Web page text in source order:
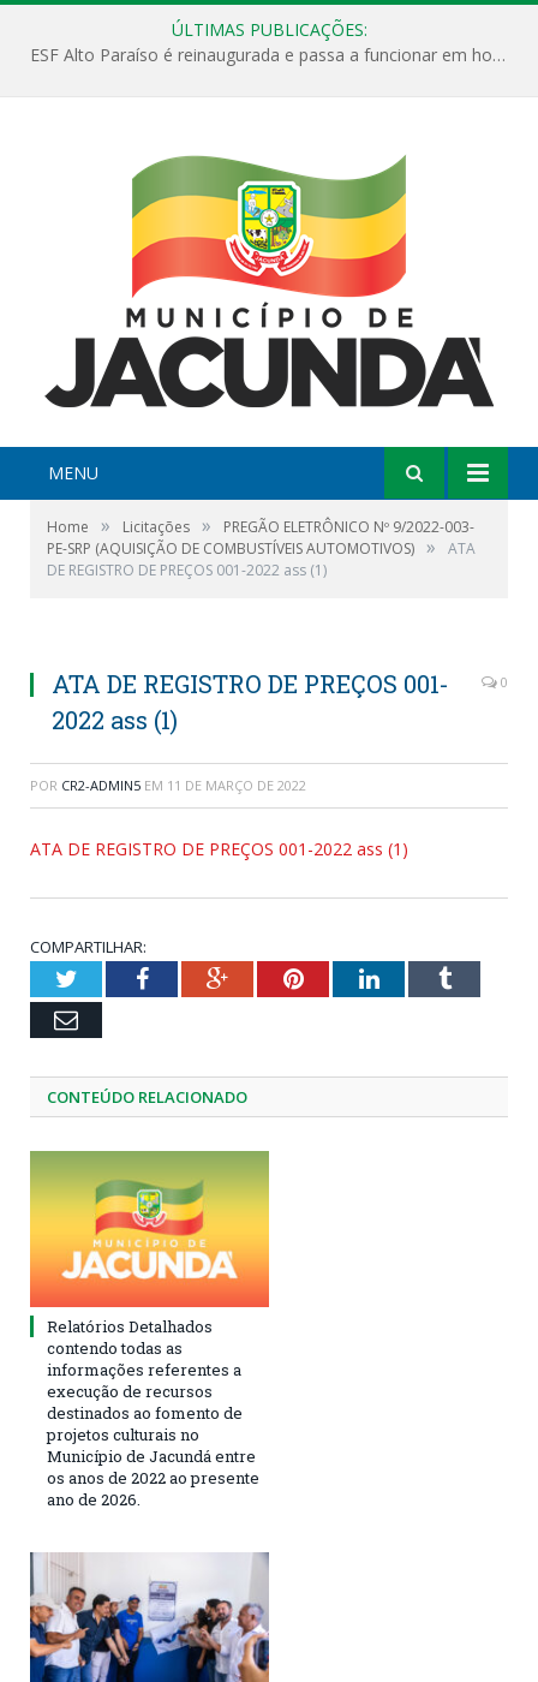
ÚLTIMAS PUBLICAÇÕES:
ESF Alto Paraíso é reinaugurada e passa a funcionar em horário estendido
MENU
Home » Licitações »
PREGÃO ELETRÔNICO Nº 9/2022-003-
PE-SRP (AQUISIÇÃO DE COMBUSTÍVEIS AUTOMOTIVOS) »
ATA
DE REGISTRO DE PREÇOS 001-2022 ass (1)
ATA DE REGISTRO DE PREÇOS 001-
2022 ass (1)
0
POR CR2-ADMIN5 EM 11 DE MARÇO DE 2022
ATA DE REGISTRO DE PREÇOS 001-2022 ass (1)
COMPARTILHAR:
TwitterFacebookGoogle+PinterestLinkedInTumblr
Email
CONTEÚDO RELACIONADO
Relatórios Detalhados
contendo todas as
informações referentes a
execução de recursos
destinados ao fomento de
projetos culturais no
Município de Jacundá entre
os anos de 2022 ao presente
ano de 2026.